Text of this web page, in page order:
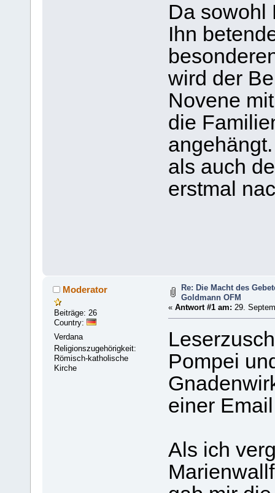
Da sowohl
Ihn
wird der
Novene
die
als auch
erstmal
Moderator
Beiträge: 26
Country:
Verdana
Religionszugehörigkeit:
Römisch-katholische
Kirche
Re: Die Macht des
Goldmann OFM
« Antwort #1 am: 29.
Pompei
einer
Als ich